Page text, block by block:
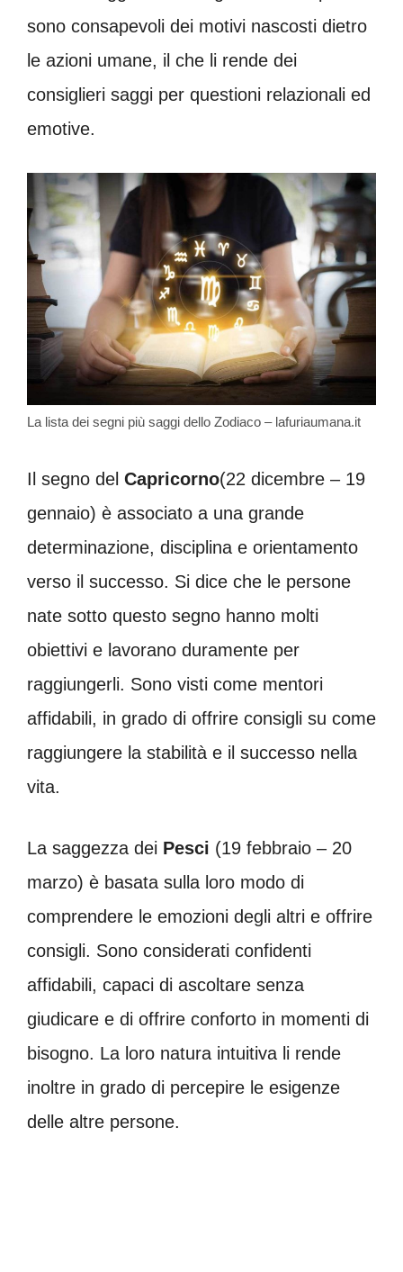
sono consapevoli dei motivi nascosti dietro
le azioni umane, il che li rende dei
consiglieri saggi per questioni relazionali ed
emotive.
La lista dei segni più saggi dello Zodiaco – lafuriaumana.it
Il segno del Capricorno(22 dicembre – 19
gennaio) è associato a una grande
determinazione, disciplina e orientamento
verso il successo. Si dice che le persone
nate sotto questo segno hanno molti
obiettivi e lavorano duramente per
raggiungerli. Sono visti come mentori
affidabili, in grado di offrire consigli su come
raggiungere la stabilità e il successo nella
vita.
La saggezza dei Pesci (19 febbraio – 20
marzo) è basata sulla loro modo di
comprendere le emozioni degli altri e offrire
consigli. Sono considerati confidenti
affidabili, capaci di ascoltare senza
giudicare e di offrire conforto in momenti di
bisogno. La loro natura intuitiva li rende
inoltre in grado di percepire le esigenze
delle altre persone.